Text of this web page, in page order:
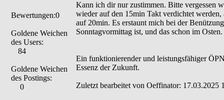
Bewertungen:0
Goldene Weichen
des Users:
84
Goldene Weichen
des Postings:
0
Kann ich dir nur zustimmen. Bitte vergessen
wieder auf den 15min Takt verdichtet werden,
auf 20min. Es erstaunt mich bei der
Sonntagvormittag ist, und das schon im Osten.
Ein funktionierender und leistungsfähiger
Essenz der Zukunft.
Zuletzt bearbeitet von Oeffinator: 17.03.2025